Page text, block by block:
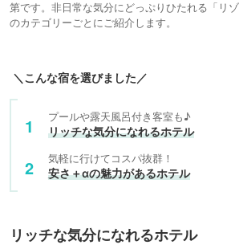
第です。非日常な気分にどっぷりひたれる「リ
のカテゴリーごとにご紹介します。
＼こんな宿を選びました／
プールや露天風呂付き客室も♪
リッチな気分になれるホテル
気軽に行けてコスパ抜群！
安さ＋αの魅力があるホテル
リッチな気分になれるホテル